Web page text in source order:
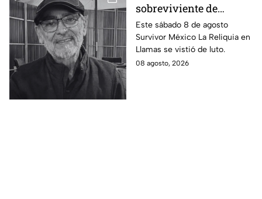
sobreviviente de
Survivor México La
Reliquia en Llamas
Este sábado 8 de agosto
Survivor México La Reliquia en
Llamas se vistió de luto.
08 agosto, 2026